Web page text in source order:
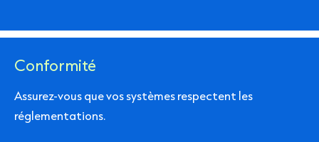
Conformité
Assurez-vous que vos systèmes respectent les
réglementations.